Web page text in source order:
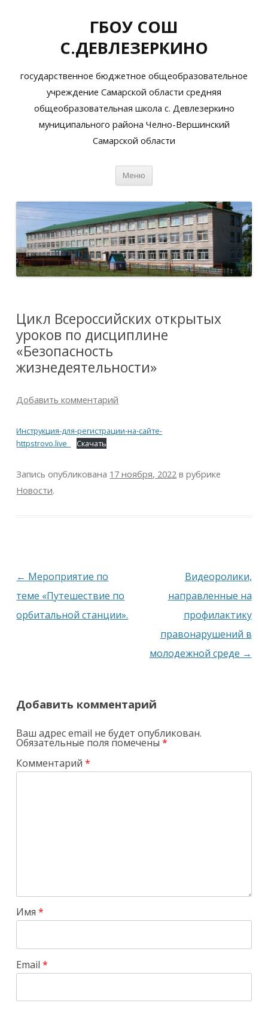
ГБОУ СОШ
С.ДЕВЛЕЗЕРКИНО
государственное бюджетное общеобразовательное
учреждение Самарской области средняя
общеобразовательная школа с. Девлезеркино
муниципального района Челно-Вершинский
Самарской области
Меню
Цикл Всероссийских открытых
уроков по дисциплине
«Безопасность
жизнедеятельности»
Добавить комментарий
Инструкция-для-регистрации-на-сайте-
httpstrovo.live_
Скачать
Запись опубликована 17 ноября, 2022 в рубрике
Новости.
Навигация
по
записям
← Мероприятие по
теме «Путешествие по
орбитальной станции».
Видеоролики,
направленные на
профилактику
правонарушений в
молодежной среде →
Добавить комментарий
Ваш адрес email не будет опубликован.
Обязательные поля помечены*
Комментарий*
Имя*
Email*